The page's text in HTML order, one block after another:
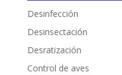
Desinfección
Desinsectación
Desratización
Control de aves